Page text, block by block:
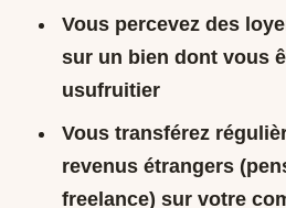
Vous percevez des
sur un bien dont vous
usufruitier
Vous transférez
revenus étrangers
freelance) sur votre